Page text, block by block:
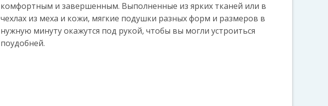
комфортным и завершенным. Выполненные из ярких тканей или в
чехлах из меха и кожи, мягкие подушки разных форм и размеров в
нужную минуту окажутся под рукой, чтобы вы могли устроиться
поудобней.